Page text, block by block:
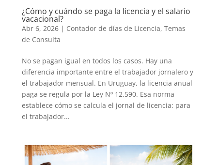
¿Cómo y cuándo se paga la licencia y el salario
vacacional?
Abr 6, 2026| Contador de días de Licencia, Temas
de Consulta
No se pagan igual en todos los casos. Hay una
diferencia importante entre el trabajador jornalero y
el trabajador mensual. En Uruguay, la licencia anual
paga se regula por la Ley Nº 12.590. Esa norma
establece cómo se calcula el jornal de licencia: para
el trabajador...